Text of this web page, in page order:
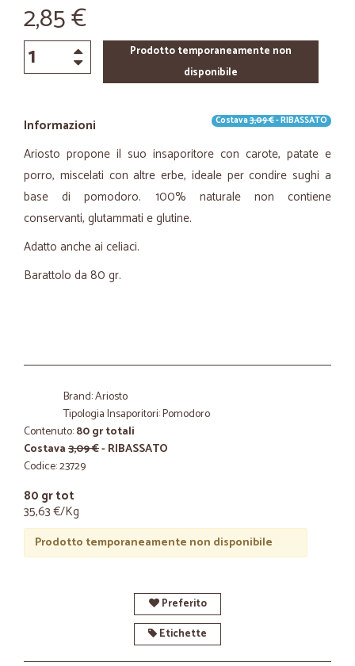
2,85 €
Prodotto temporaneamente non
disponibile
Informazioni Costava3,09 €- RIBASSATO
Ariosto propone il suo insaporitore con carote, patate e
porro, miscelati con altre erbe, ideale per condire sughi a
base di pomodoro. 100% naturale non contiene
conservanti, glutammati e glutine.
Adatto anche ai celiaci.
Barattolo da 80 gr.
Brand: Ariosto
Tipologia Insaporitori: Pomodoro
Contenuto:80 gr totali
Costava3,09 €- RIBASSATO
Codice: 23729
80 gr tot
35,63 €/Kg
Prodotto temporaneamente non disponibile
Preferito
Etichette